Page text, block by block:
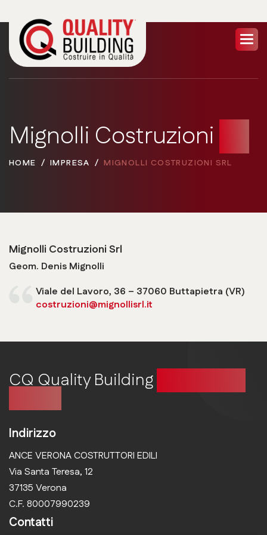
Mignolli Costruzioni
HOME IMPRESA MIGNOLLI COSTRUZIONI SRL
Mignolli Costruzioni Srl
Geom. Denis Mignolli
Viale del Lavoro, 36 – 37060 Buttapietra (VR)
costruzioni@mignollisrl.it
CQ Quality Building
Indirizzo
ANCE VERONA COSTRUTTORI EDILI
Via Santa Teresa, 12
37135 Verona
C.F. 80007990239
Contatti